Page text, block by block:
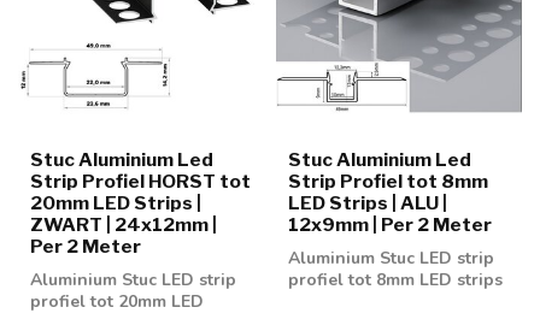
Stuc Aluminium Led
Strip Profiel HORST tot
20mm LED Strips |
ZWART | 24x12mm |
Per 2 Meter
Aluminium Stuc LED strip
profiel tot 20mm LED
Stuc Aluminium Led
Strip Profiel tot 8mm
LED Strips | ALU |
12x9mm | Per 2 Meter
Aluminium Stuc LED strip
profiel tot 8mm LED strips